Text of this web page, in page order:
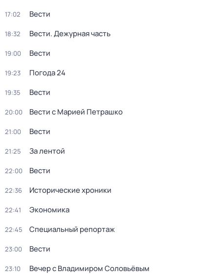
17:02 Вести
18:32 Вести. Дежурная часть
19:00 Вести
19:23 Погода 24
19:35 Вести
20:00 Вести с Марией Петрашко
21:00 Вести
21:25 За лентой
22:00 Вести
22:36 Исторические хроники
22:41 Экономика
22:45 Специальный репортаж
23:00 Вести
23:10 Вечер с Владимиром Соловьёвым